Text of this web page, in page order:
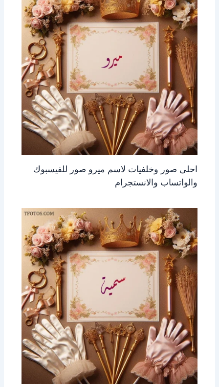
احلى صور وخلفيات لاسم ميرو صور للفيسبوك
والواتساب والانستجرام